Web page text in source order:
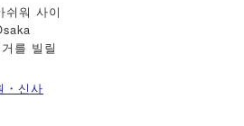
쉬워 사이
를 빌릴
・신사